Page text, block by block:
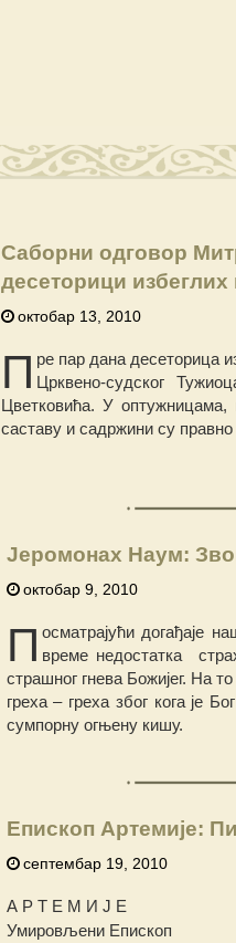
Саборни одговор
десеторици
октобар 13, 2010
П ре пар дана десеторица
Црквено-судског
Цветковића. У оптужницама,
саставу и садржини су
Јеромонах Наум:
октобар 9, 2010
П осматрајући догађаје
време недостатка
страшног гнева Божијег. На
греха – греха због кога је
сумпорну огњену кишу.
Епископ Артемије:
септембар 19, 2010
А Р Т Е М И Ј Е
Умировљени Епископ